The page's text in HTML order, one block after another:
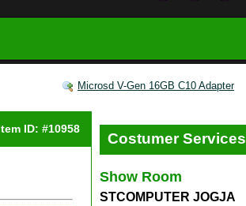
Microsd V-Gen 16GB C10 Adapter
ID: #10958
Costumer Services
Show Room
STCOMPUTER JOGJA